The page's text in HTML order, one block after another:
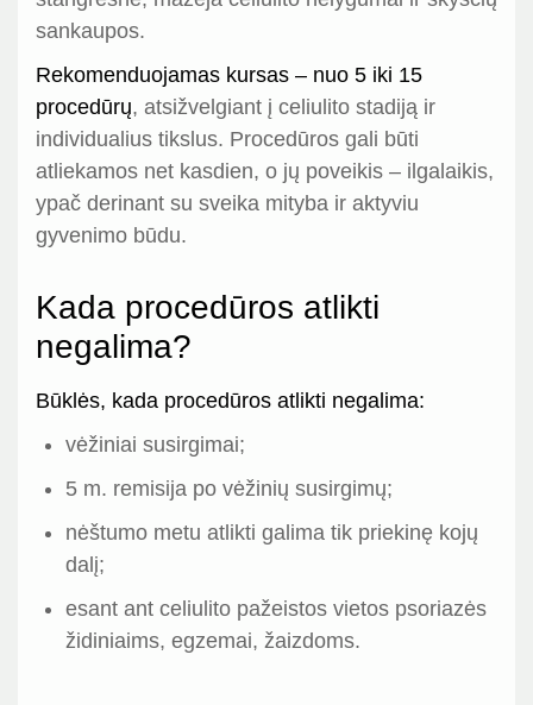
sankaupos.
Rekomenduojamas kursas – nuo 5 iki 15
procedūrų, atsižvelgiant į celiulito stadiją ir
individualius tikslus. Procedūros gali būti
atliekamos net kasdien, o jų poveikis – ilgalaikis,
ypač derinant su sveika mityba ir aktyviu
gyvenimo būdu.
Kada procedūros atlikti
negalima?
Būklės, kada procedūros atlikti negalima:
vėžiniai susirgimai;
5 m. remisija po vėžinių susirgimų;
nėštumo metu atlikti galima tik priekinę kojų
dalį;
esant ant celiulito pažeistos vietos psoriazės
židiniaims, egzemai, žaizdoms.